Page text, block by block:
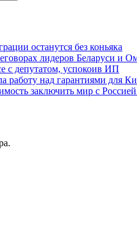
останутся без коньяка
лидеров Беларуси и
с депутатом, успокоив ИП
работу над гарантиями для
заключить мир с